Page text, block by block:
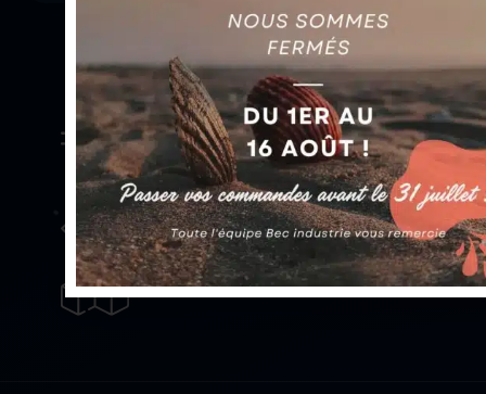
Livraison rapide
grâce à nos transporteurs fiables
Service sur-mesure
pour répondre à tous vos besoins
Un stock important
avec plus de 5000 références